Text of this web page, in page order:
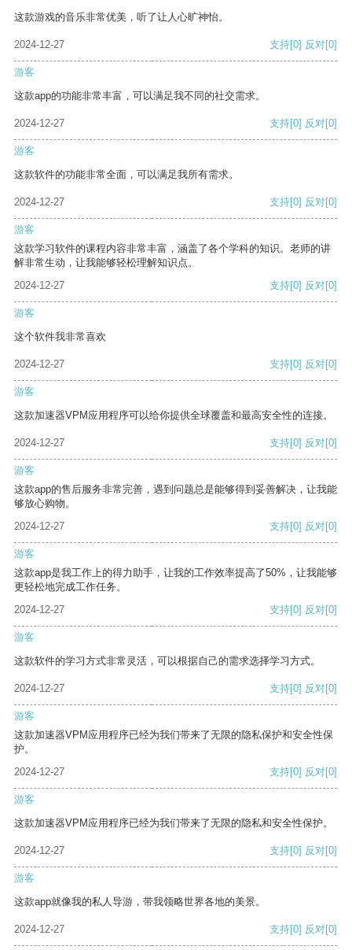
这款游戏的音乐非常优美，听了让人心旷神怡。
2024-12-27 支持[0] 反对[0]
游客
这款app的功能非常丰富，可以满足我不同的社交需求。
2024-12-27 支持[0] 反对[0]
游客
这款软件的功能非常全面，可以满足我所有需求。
2024-12-27 支持[0] 反对[0]
游客
这款学习软件的课程内容非常丰富，涵盖了各个学科的知识。老师的讲
解非常生动，让我能够轻松理解知识点。
2024-12-27
支持[0] 反对[0]
游客
这个软件我非常喜欢
2024-12-27 支持[0] 反对[0]
游客
这款加速器VPM应用程序可以给你提供全球覆盖和最高安全性的连接。
2024-12-27 支持[0] 反对[0]
游客
这款app的售后服务非常完善，遇到问题总是能够得到妥善解决，让我能
够放心购物。
2024-12-27
支持[0] 反对[0]
游客
这款app是我工作上的得力助手，让我的工作效率提高了50%，让我能够
更轻松地完成工作任务。
2024-12-27
支持[0] 反对[0]
游客
这款软件的学习方式非常灵活，可以根据自己的需求选择学习方式。
2024-12-27 支持[0] 反对[0]
游客
这款加速器VPM应用程序已经为我们带来了无限的隐私保护和安全性保
护。
2024-12-27
支持[0] 反对[0]
游客
这款加速器VPM应用程序已经为我们带来了无限的隐私和安全性保护。
2024-12-27 支持[0] 反对[0]
游客
这款app就像我的私人导游，带我领略世界各地的美景。
2024-12-27 支持[0] 反对[0]